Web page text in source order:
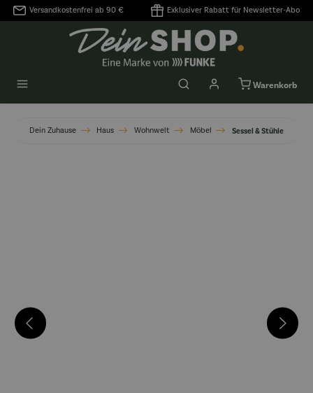
springen
Versandkostenfrei ab 90 € Exklusiver Rabatt für Newsletter-Abo
Warenkorb
Dein Zuhause Haus Wohnwelt Möbel Sessel & Stühle